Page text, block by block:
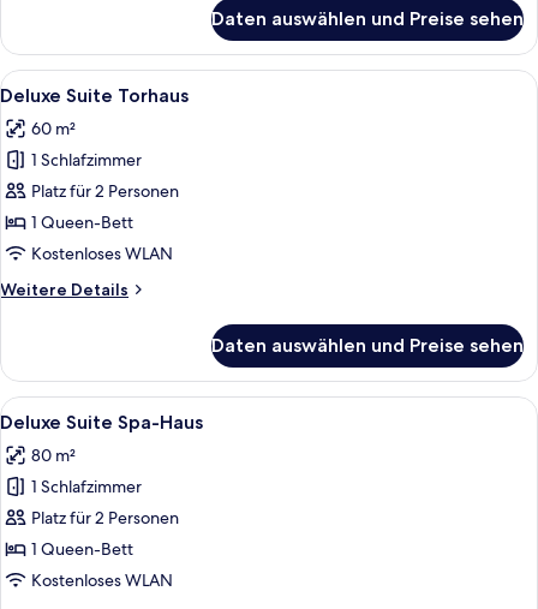
Suite
Jagdschloss
Daten auswählen und Preise sehen
Alle
Fotos
für
Deluxe
Suite
Torhaus
anzeigen
Ein Wohnzimmer mit einer Couch,
4
Deluxe Suite Torhaus
60 m²
1 Schlafzimmer
Platz für 2 Personen
1 Queen-Bett
Kostenloses WLAN
Weitere Details
Weitere
Suite
Torhaus
Daten auswählen und Preise sehen
Alle
Fotos
für
Deluxe
Suite
Spa-
Haus
Ein Hotelzimmer mit einem großen
4
Deluxe Suite Spa-Haus
80 m²
1 Schlafzimmer
Platz für 2 Personen
1 Queen-Bett
Kostenloses WLAN